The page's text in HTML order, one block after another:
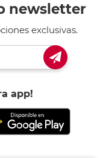
newsletter
exclusivas.
app!